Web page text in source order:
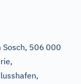
Sosch, 506 000